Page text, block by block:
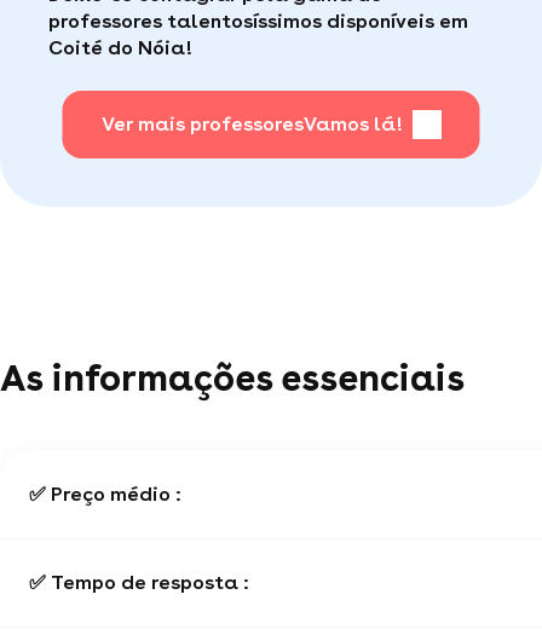
fácil
(por telefone e e-mail, 5J/7).
Para saber + acesse nossa página de perguntas
mais frequentes.
professores talentosíssimos disponíveis em
Coité do Nóia!
Ver mais professoresVamos lá!
As informações essenciais
✅ Preço médio :
✅ Tempo de resposta :